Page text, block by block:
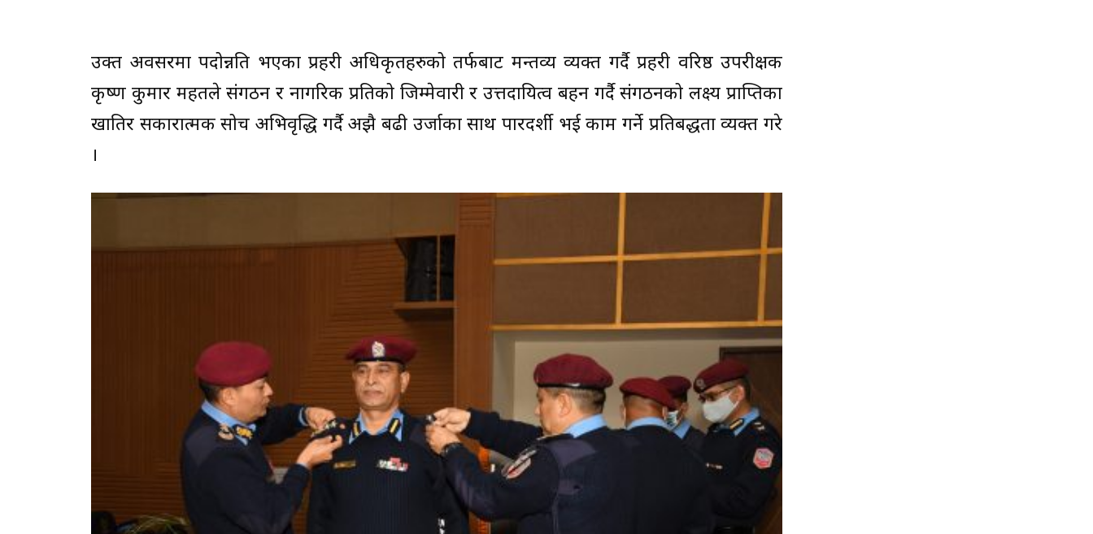
उक्त अवसरमा पदोन्नति भएका प्रहरी अधिकृतहरुको तर्फबाट मन्तव्य व्यक्त गर्दै प्रहरी वरिष्ठ उपरीक्षक
कृष्ण कुमार महतले संगठन र नागरिक प्रतिको जिम्मेवारी र उत्तदायित्व बहन गर्दै संगठनको लक्ष्य प्राप्तिका
खातिर सकारात्मक सोच अभिवृद्धि गर्दै अझै बढी उर्जाका साथ पारदर्शी भई काम गर्ने प्रतिबद्धता व्यक्त गरे
।